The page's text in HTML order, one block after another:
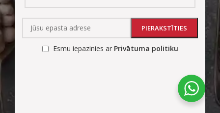
Esmu iepazinies ar Privātuma politiku